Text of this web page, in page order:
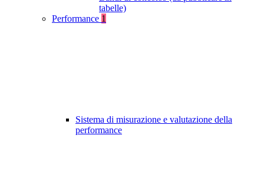
tabelle)
Performance 1
Sistema di misurazione e valutazione della
performance